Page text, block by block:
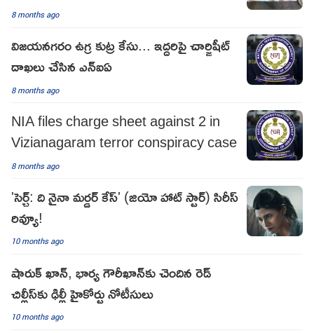
8 months ago
విజయనగరం ఉగ్ర కుట్ర కేసు... ఇద్దరిపై చార్జిషీట్
దాఖలు చేసిన ఎన్ఐఏ
8 months ago
NIA files charge sheet against 2 in
Vizianagaram terror conspiracy case
8 months ago
'సెర్చ్: ది నైనా మర్డర్ కేస్' (జియో హాట్ స్టార్) సిరీస్
రివ్యూ!
10 months ago
షారుక్ ఖాన్, భార్య గౌరీఖాన్‌కు చెందిన రెడ్
చిల్లీస్‌కు ఢిల్లీ హైకోర్టు నోటీసులు
10 months ago